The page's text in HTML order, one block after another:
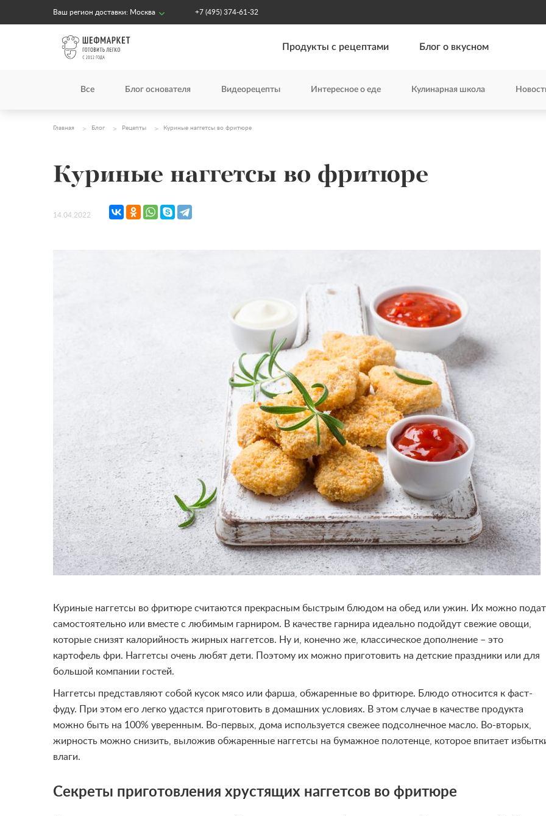
Ваш регион доставки: Москва +7 (495) 374-61-32
Продукты с рецептами Блог о вкусном
Все Блог основателя Видеорецепты Интересное о еде Кулинарная школа
Главная Блог Рецепты Куриные наггетсы во фритюре
Куриные наггетсы во фритюре
14.04.2022
Куриные наггетсы во фритюре считаются прекрасным быстрым блюдом на обед или ужин. Их можно
самостоятельно или вместе с любимым гарниром. В качестве гарнира идеально подойдут свежие овощи,
которые снизят калорийность жирных наггетсов. Ну и, конечно же, классическое дополнение – это
картофель фри. Наггетсы очень любят дети. Поэтому их можно приготовить на детские праздники или для
большой компании гостей.
Наггетсы представляют собой кусок мясо или фарша, обжаренные во фритюре. Блюдо относится к фаст-
фуду. При этом его легко удастся приготовить в домашних условиях. В этом случае в качестве продукта
можно быть на 100% уверенным. Во-первых, дома используется свежее подсолнечное масло. Во-вторых,
жирность можно снизить, выложив обжаренные наггетсы на бумажное полотенце, которое впитает
влаги.
Секреты приготовления хрустящих наггетсов во фритюре